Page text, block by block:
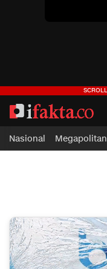
ifakta.co
#pastibenar
Nasional Megapolitan